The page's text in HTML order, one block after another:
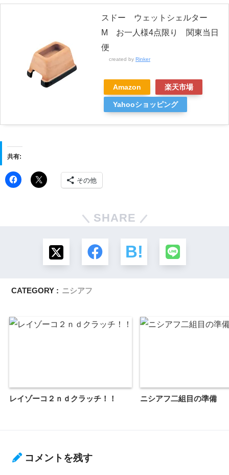
スドー ウェットシェルター
M お一人様4点限り 関東当日
便
created by Rinker
Amazon 楽天市場
Yahooショッピング
共有:
その他
SHARE
CATEGORY : ニシアフ
レイゾーコ２ｎｄクラッチ！！ ニシアフ二組目の準備
コメントを残す